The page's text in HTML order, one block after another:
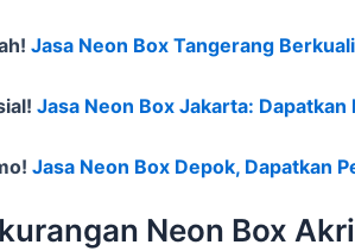
Jasa Neon Box Tangerang
Jasa Neon Box Jakarta:
Jasa Neon Box Depok, Dapatkan
Neon Box